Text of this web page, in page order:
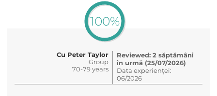
100%
Cu Peter Taylor
Group
70-79 years
Reviewed: 2 săptămâni
în urmă (25/07/2026)
Data experienței:
06/2026